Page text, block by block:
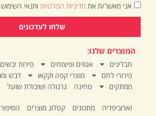
אני מאשר/ת את מדיניות הפרטיות ותנאי
שלחו לעדכונים
המוצרים שלנו:
תבלינים אגוזים ופיצוחים
פירות יבשים
פירורי לחם
מוצרי קפה וקקאו
דבש
ממתקים
טחינה גרנולה ושיבולת שועל
זארוביפדיה מתכונים קטלוג מוצרים